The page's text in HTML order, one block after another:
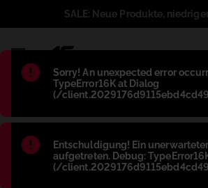
Błąd:
Sorry! An unexpected error
TypeError16K at Dialog
(/
Błąd:
Entschuldigung! Ein
aufgetreten. Debug:
(/
SALE: Neue Produkte,